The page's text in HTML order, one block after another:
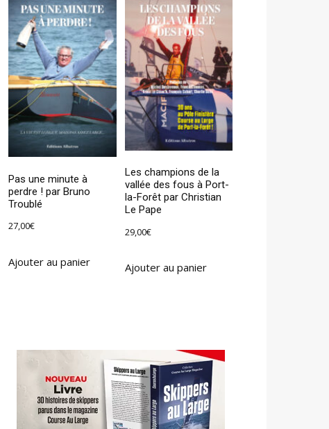
Pas une minute à
perdre ! par Bruno
Troublé
27,00€
Ajouter au panier
Les champions de la
vallée des fous à Port-
la-Forêt par Christian
Le Pape
29,00€
Ajouter au panier